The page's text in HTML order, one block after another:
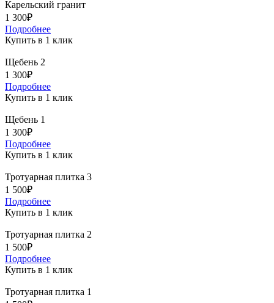
Карельский гранит
1 300₽
Подробнее
Купить в 1 клик
Щебень 2
1 300₽
Подробнее
Купить в 1 клик
Щебень 1
1 300₽
Подробнее
Купить в 1 клик
Тротуарная плитка 3
1 500₽
Подробнее
Купить в 1 клик
Тротуарная плитка 2
1 500₽
Подробнее
Купить в 1 клик
Тротуарная плитка 1